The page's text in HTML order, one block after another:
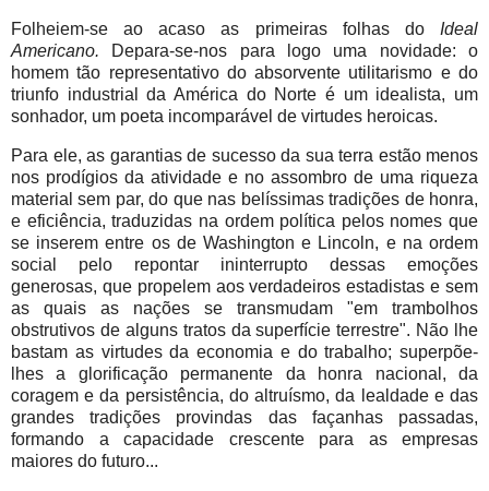
Folheiem-se ao acaso as primeiras folhas do Ideal
Americano. Depara-se-nos para logo uma novidade: o
homem tão representativo do absorvente utilitarismo e do
triunfo industrial da América do Norte é um idealista, um
sonhador, um poeta incomparável de virtudes heroicas.
Para ele, as garantias de sucesso da sua terra estão menos
nos prodígios da atividade e no assombro de uma riqueza
material sem par, do que nas belíssimas tradições de honra,
e eficiência, traduzidas na ordem política pelos nomes que
se inserem entre os de Washington e Lincoln, e na ordem
social pelo repontar ininterrupto dessas emoções
generosas, que propelem aos verdadeiros estadistas e sem
as quais as nações se transmudam "em trambolhos
obstrutivos de alguns tratos da superfície terrestre". Não lhe
bastam as virtudes da economia e do trabalho; superpõe-
lhes a glorificação permanente da honra nacional, da
coragem e da persistência, do altruísmo, da lealdade e das
grandes tradições provindas das façanhas passadas,
formando a capacidade crescente para as empresas
maiores do futuro...